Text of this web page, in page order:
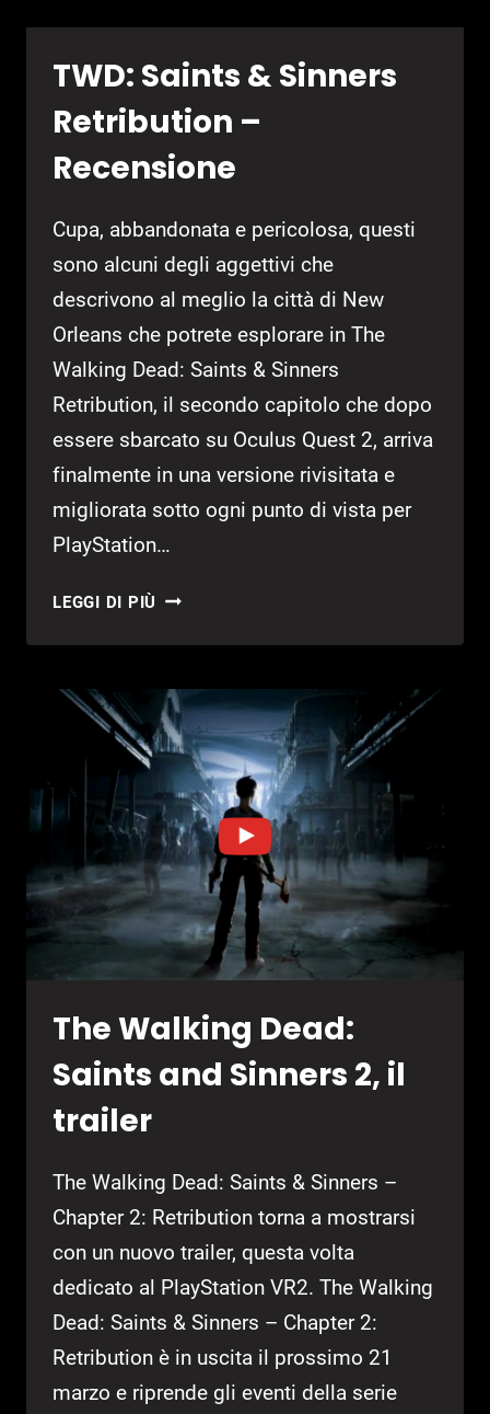
TWD: Saints & Sinners
Retribution –
Recensione
Cupa, abbandonata e pericolosa, questi
sono alcuni degli aggettivi che
descrivono al meglio la città di New
Orleans che potrete esplorare in The
Walking Dead: Saints & Sinners
Retribution, il secondo capitolo che dopo
essere sbarcato su Oculus Quest 2, arriva
finalmente in una versione rivisitata e
migliorata sotto ogni punto di vista per
PlayStation…
LEGGI DI PIÙ TWD:
&
RETRIBUTION
–
RECENSIONE
The Walking Dead:
Saints and Sinners 2, il
trailer
The Walking Dead: Saints & Sinners –
Chapter 2: Retribution torna a mostrarsi
con un nuovo trailer, questa volta
dedicato al PlayStation VR2. The Walking
Dead: Saints & Sinners – Chapter 2:
Retribution è in uscita il prossimo 21
marzo e riprende gli eventi della serie